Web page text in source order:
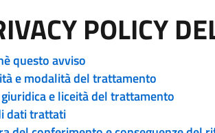
POLICY
questo avviso
e modalità del trattamento
giuridica e liceità del trattamento
dati trattati